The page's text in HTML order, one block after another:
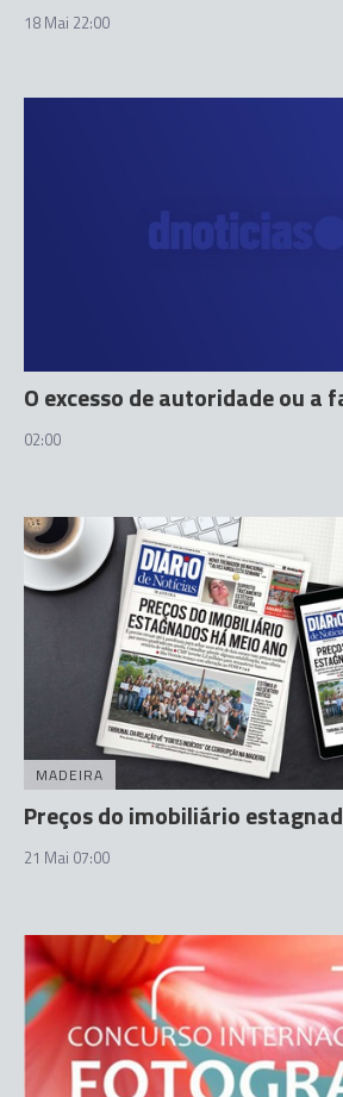
18 Mai 22:00
O excesso de autoridade ou a
02:00
MADEIRA
Preços do imobiliário
21 Mai 07:00